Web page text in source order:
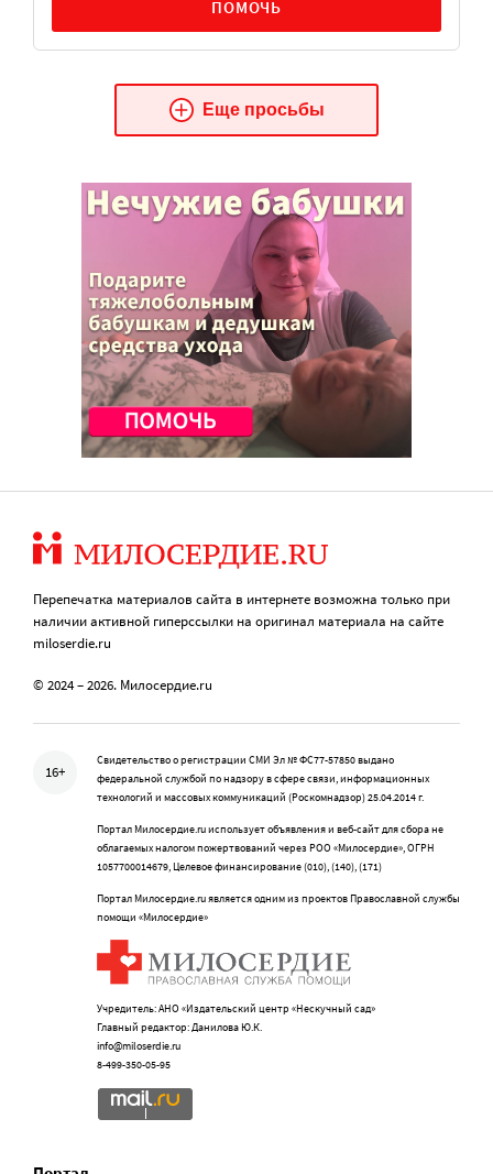
ПОМОЧЬ
Еще просьбы
Перепечатка материалов сайта в интернете возможна только при
наличии активной гиперссылки на оригинал материала на сайте
miloserdie.ru
© 2024 – 2026. Милосердие.ru
16+
Свидетельство о регистрации СМИ Эл № ФС77-57850 выдано
федеральной службой по надзору в сфере связи, информационных
технологий и массовых коммуникаций (Роскомнадзор) 25.04.2014 г.
Портал Милосердие.ru использует объявления и веб-сайт для сбора не
облагаемых налогом пожертвований через РОО «Милосердие», ОГРН
1057700014679, Целевое финансирование (010), (140), (171)
Портал Милосердие.ru является одним из проектов Православной службы
помощи «Милосердие»
Учредитель: АНО «Издательский центр «Нескучный сад»
Главный редактор: Данилова Ю.К.
info@miloserdie.ru
8-499-350-05-95